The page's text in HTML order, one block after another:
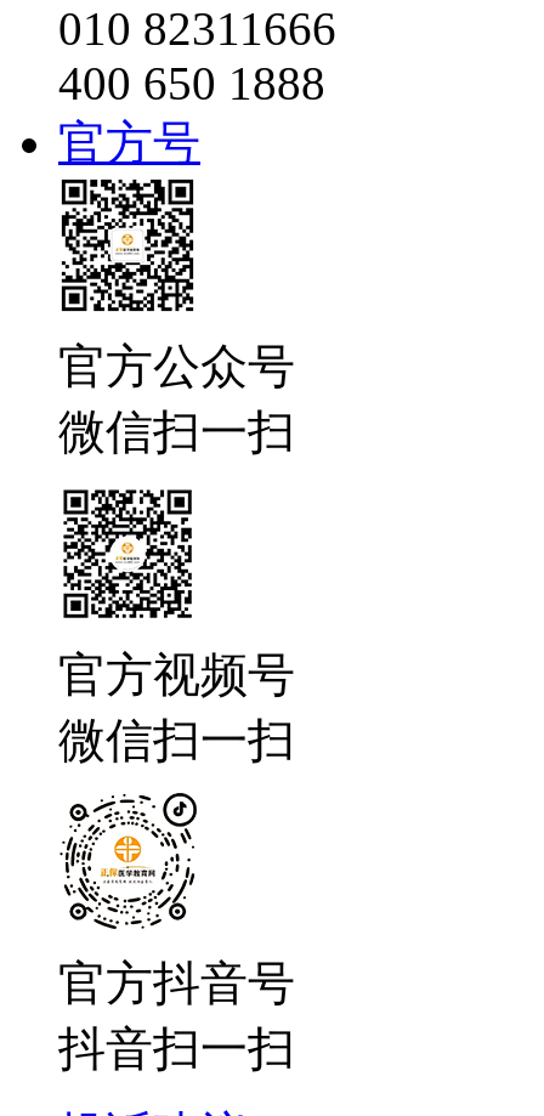
010 82311666
400 650 1888
官方号
官方公众号
微信扫一扫
官方视频号
微信扫一扫
官方抖音号
抖音扫一扫